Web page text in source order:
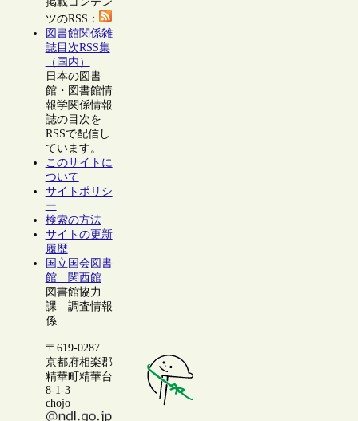
ツのRSS：
図書館関係雑
誌目次RSS集
（国内）
日本の図書
館・図書館情
報学関係情報
誌の目次を
RSSで配信し
ています。
このサイトに
ついて
サイトポリシ
ー
検索の方法
サイトの更新
履歴
国立国会図書
館 関西館
図書館協力
課 調査情報
係
〒619-0287
京都府相楽郡
精華町精華台
8-1-3
chojo